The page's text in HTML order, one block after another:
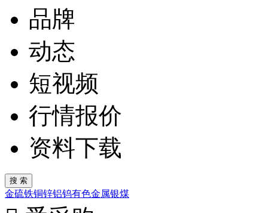
品牌
动态
短视频
行情报价
资料下载
金硫铁铜锌铝钨有色金属银煤